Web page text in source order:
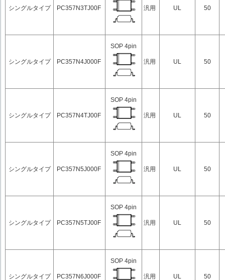
シングルタイプ PC357N3TJ00F 汎用 UL 50
シングルタイプ PC357N4J000F
SOP 4pin
汎用 UL 50
シングルタイプ PC357N4TJ00F
SOP 4pin
汎用 UL 50
シングルタイプ PC357N5J000F
SOP 4pin
汎用 UL 50
シングルタイプ PC357N5TJ00F
SOP 4pin
汎用 UL 50
シングルタイプ PC357N6J000F
SOP 4pin
汎用 UL 50